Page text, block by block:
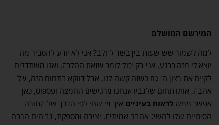
המירשם המושלם
למה לשמור שש שעות בין בשר לחלב? אני לא יודע להסביר מה
יוצא לי מזה כרגע. אני רק יכול לומר שזאת ההלכה, ואנו משתדלים
לקיים את רצון ה' גם כשזה קשה לנו. אבל דווקא בתחום הזה, של
אהבה, אותו תחום שלגביו אנחנו מרגישים החמצה ופספוס, כאן
אפשר ממש לראות בעיניים איך מי שחי לפי הדרך של התורה
הסיכויים שלו להשיג אהבה אמיתית, יציבה וּמְסַפֶּקֶת, גבוהים הרבה